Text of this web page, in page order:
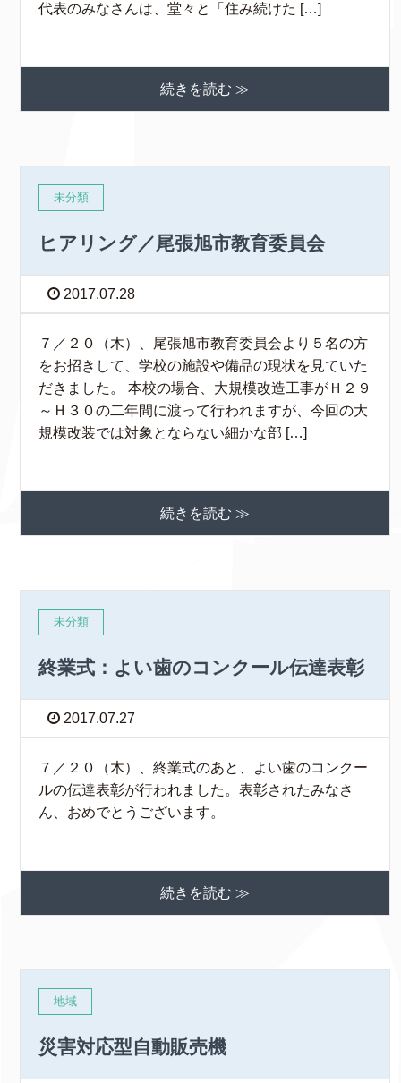
代表のみなさんは、堂々と「住み続けた […]
続きを読む ≫
未分類
ヒアリング／尾張旭市教育委員会
2017.07.28
７／２０（木）、尾張旭市教育委員会より５名の方
をお招きして、学校の施設や備品の現状を見ていた
だきました。 本校の場合、大規模改造工事がＨ２９
～Ｈ３０の二年間に渡って行われますが、今回の大
規模改装では対象とならない細かな部 […]
続きを読む ≫
未分類
終業式：よい歯のコンクール伝達表彰
2017.07.27
７／２０（木）、終業式のあと、よい歯のコンクー
ルの伝達表彰が行われました。表彰されたみなさ
ん、おめでとうございます。
続きを読む ≫
地域
災害対応型自動販売機